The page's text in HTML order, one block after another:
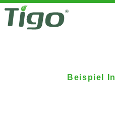
Beispiel